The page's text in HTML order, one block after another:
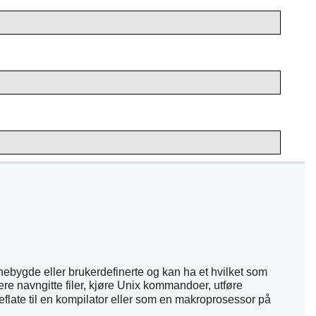
eller brukerdefinerte og kan ha et hvilket som
navngitte filer, kjøre Unix kommandoer, utføre
til en kompilator eller som en makroprosessor på